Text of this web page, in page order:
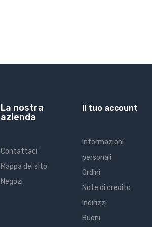
La nostra
azienda
Contattaci
Mappa del sito
Negozi
Il tuo account
Informazioni
personali
Ordini
Note di credito
Indirizzi
Buoni